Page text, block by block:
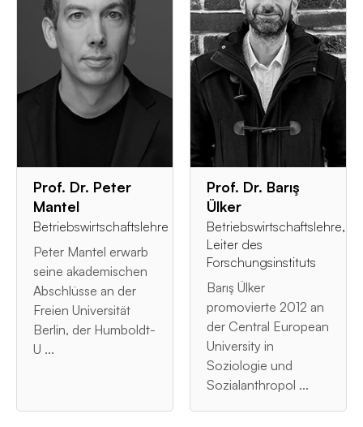
Prof. Dr. Peter
Mantel
Betriebswirtschaftslehre
Peter Mantel erwarb
seine akademischen
Abschlüsse an der
Freien Universität
Berlin, der Humboldt-
U ...
Prof. Dr. Barış
Ülker
Betriebswirtschaftslehre,
Leiter des
Forschungsinstituts
Barış Ülker
promovierte 2012 an
der Central European
University in
Soziologie und
Sozialanthropol ...